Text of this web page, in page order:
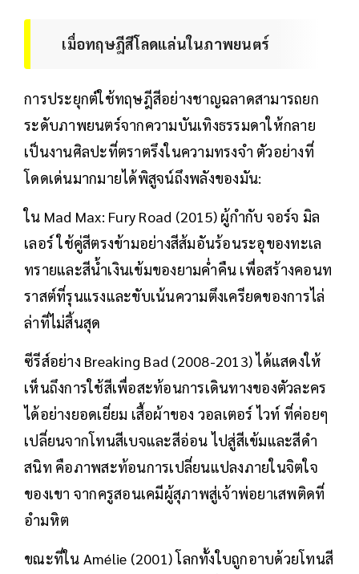
เมื่อทฤษฎีสีโลดแล่นในภาพยนตร์
การประยุกต์ใช้ทฤษฎีสีอย่างชาญฉลาดสามารถยก
ระดับภาพยนตร์จากความบันเทิงธรรมดาให้กลาย
เป็นงานศิลปะที่ตราตรึงในความทรงจำ ตัวอย่างที่
โดดเด่นมากมายได้พิสูจน์ถึงพลังของมัน:
ใน Mad Max: Fury Road (2015) ผู้กำกับ จอร์จ มิล
เลอร์ ใช้คู่สีตรงข้ามอย่างสีส้มอันร้อนระอุของทะเล
ทรายและสีน้ำเงินเข้มของยามค่ำคืน เพื่อสร้างคอนท
ราสต์ที่รุนแรงและขับเน้นความตึงเครียดของการไล่
ล่าที่ไม่สิ้นสุด
ซีรีส์อย่าง Breaking Bad (2008-2013) ได้แสดงให้
เห็นถึงการใช้สีเพื่อสะท้อนการเดินทางของตัวละคร
ได้อย่างยอดเยี่ยม เสื้อผ้าของ วอลเตอร์ ไวท์ ที่ค่อยๆ
เปลี่ยนจากโทนสีเบจและสีอ่อน ไปสู่สีเข้มและสีดำ
สนิท คือภาพสะท้อนการเปลี่ยนแปลงภายในจิตใจ
ของเขา จากครูสอนเคมีผู้สุภาพสู่เจ้าพ่อยาเสพติดที่
อำมหิต
ขณะที่ใน Amélie (2001) โลกทั้งใบถูกอาบด้วยโทนสี